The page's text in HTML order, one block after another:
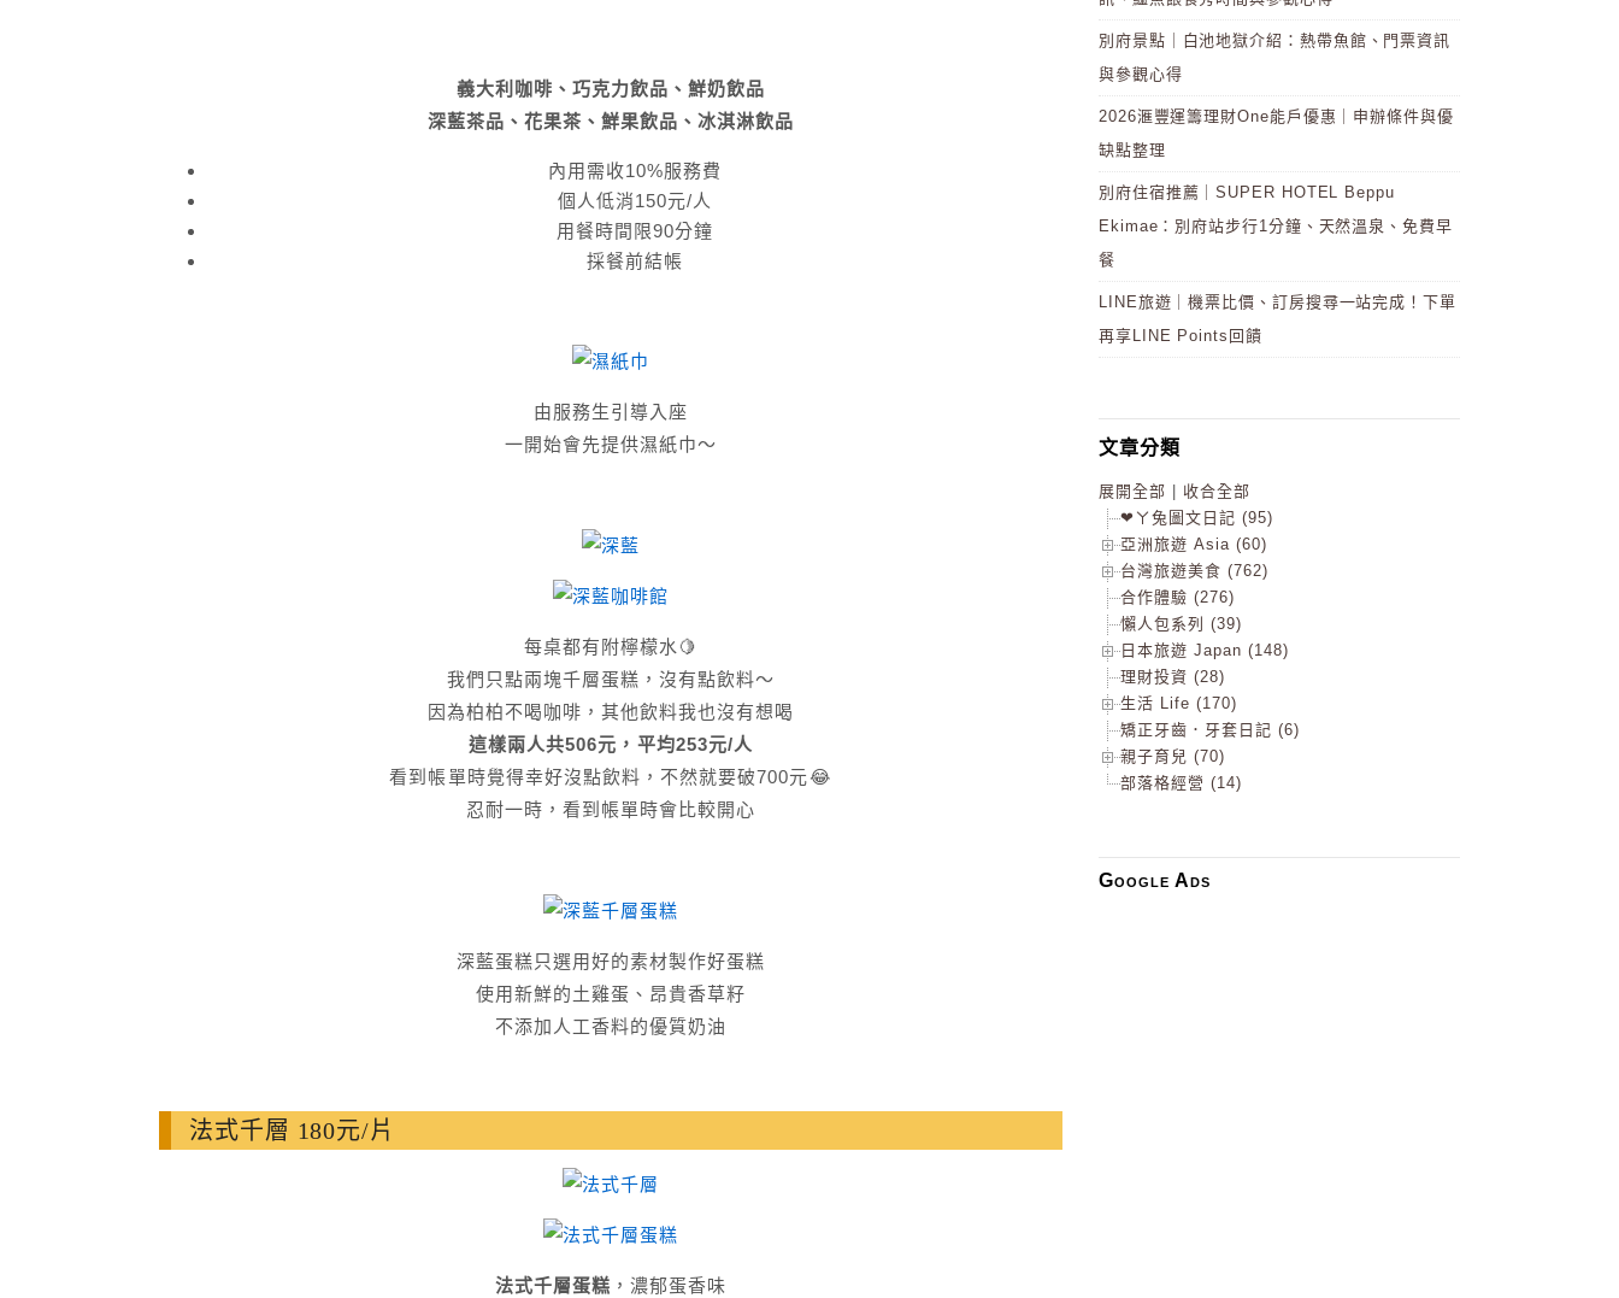
義大利咖啡、巧克力飲品、鮮奶飲品
深藍茶品、花果茶、鮮果飲品、冰淇淋飲品
內用需收10%服務費
個人低消150元/人
用餐時間限90分鐘
採餐前結帳
由服務生引導入座
一開始會先提供濕紙巾～
每桌都有附檸檬水🍋
我們只點兩塊千層蛋糕，沒有點飲料～
因為柏柏不喝咖啡，其他飲料我也沒有想喝
這樣兩人共506元，平均253元/人
看到帳單時覺得幸好沒點飲料，不然就要破700元😂
忍耐一時，看到帳單時會比較開心
深藍蛋糕只選用好的素材製作好蛋糕
使用新鮮的土雞蛋、昂貴香草籽
不添加人工香料的優質奶油
法式千層 180元/片
法式千層蛋糕 ，濃郁蛋香味
別府景點｜白池地獄介紹：熱帶魚館、門票資訊
與參觀心得
2026滙豐運籌理財One能戶優惠｜申辦條件與優
缺點整理
別府住宿推薦｜SUPER HOTEL Beppu
Ekimae：別府站步行1分鐘、天然溫泉、免費早
餐
LINE旅遊｜機票比價、訂房搜尋一站完成！下單
再享LINE Points回饋
文章分類
展開全部
收合全部
❤ㄚ兔圖文日記 (95)
亞洲旅遊 Asia (60)
台灣旅遊美食 (762)
合作體驗 (276)
懶人包系列 (39)
日本旅遊 Japan (148)
理財投資 (28)
生活 Life (170)
矯正牙齒．牙套日記 (6)
親子育兒 (70)
部落格經營 (14)
Google Ads